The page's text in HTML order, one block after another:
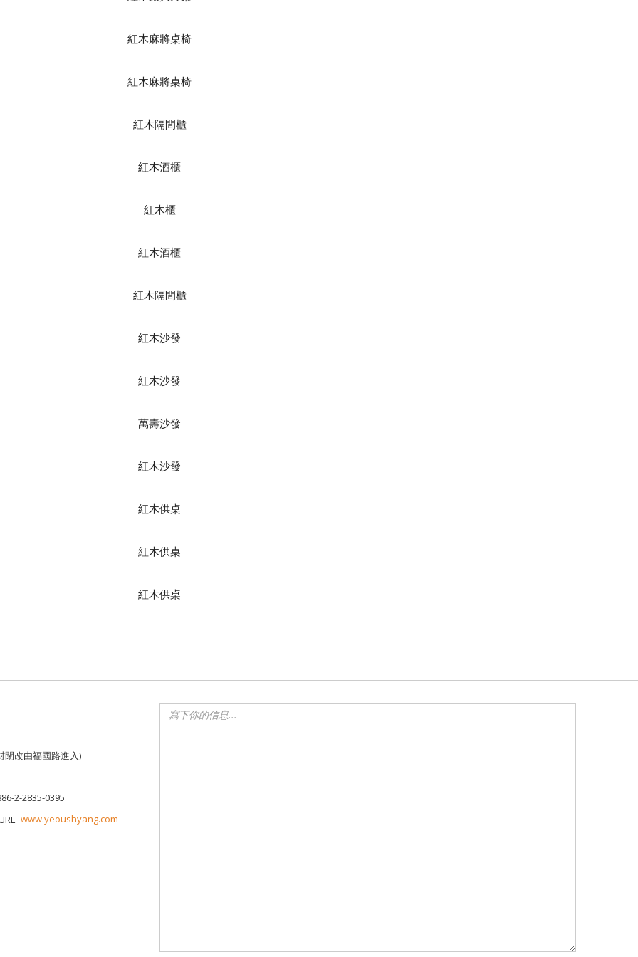
紅木麻將桌椅
紅木麻將桌椅
紅木隔間櫃
紅木酒櫃
紅木櫃
紅木酒櫃
紅木隔間櫃
紅木沙發
紅木沙發
萬壽沙發
紅木沙發
紅木供桌
紅木供桌
紅木供桌
閉改由福國路進入)
2-2835-0395
www.yeoushyang.com